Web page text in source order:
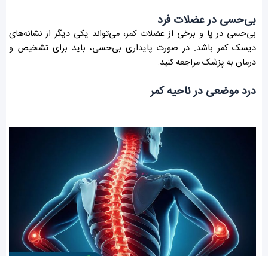
بی‌حسی در عضلات فرد
بی‌حسی در پا و برخی از عضلات کمر، می‌تواند یکی دیگر از نشانه‌های
دیسک کمر باشد. در صورت پایداری بی‌حسی، باید برای تشخیص و
درمان به پزشک مراجعه کنید.
درد موضعی در ناحیه کمر